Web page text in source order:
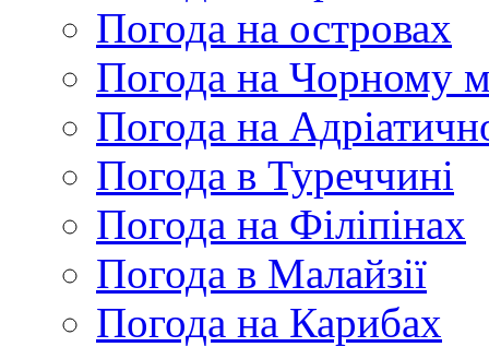
Погода на островах
Погода на Чорному
Погода на
Погода в Туреччині
Погода на Філіпінах
Погода в Малайзії
Погода на Карибах